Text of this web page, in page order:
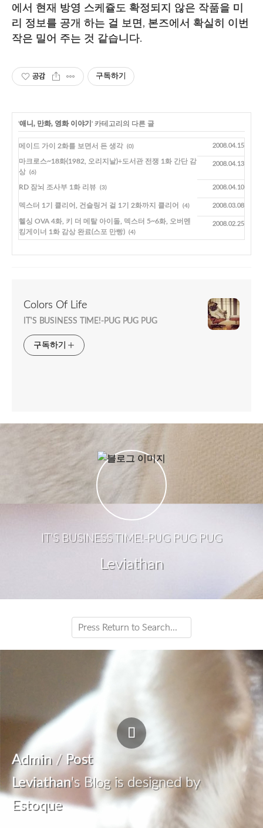
에서 현재 방영 스케쥴도 확정되지 않은 작품을 미
리 정보를 공개 하는 걸 보면, 본즈에서 확실히 이번
작은 밀어 주는 것 같습니다.
공감 구독하기
'애니, 만화, 영화 이야기 ' 카테고리의 다른 글
메이드 가이 2화를 보면서 든 생각 (0) 2008.04.15
마크로스~18화(1982, 오리지날)+도서관 전쟁 1화 간단 감
상 (6)
2008.04.13
RD 잠뇌 조사부 1화 리뷰 (3) 2008.04.10
덱스터 1기 클리어, 건슬링거 걸 1기 2화까지 클리어 (4) 2008.03.08
헬싱 OVA 4화, 키 더 메탈 아이돌, 덱스터 5~6화, 오버멘
킹게이너 1화 감상 완료(스포 만빵) (4)
2008.02.25
Colors Of Life
IT'S BUSINESS TIME!-PUG PUG PUG
구독하기
IT'S BUSINESS TIME!-PUG PUG PUG
Leviathan
Admin/ Post
Leviathan's Blog is designed by
Estoque